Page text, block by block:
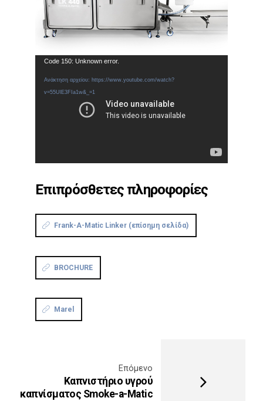
Πρόγραμμα
Code 150: Unknown error.
Ανάκτηση αρχείου: https://www.youtube.com/watch?
v=55UlE3FIa1w&_=1
Επιπρόσθετες πληροφορίες
Frank-A-Matic Linker (επίσημη σελίδα)
BROCHURE
Marel
Επόμενο
Καπνιστήριο υγρού
καπνίσματος Smoke-a-Matic